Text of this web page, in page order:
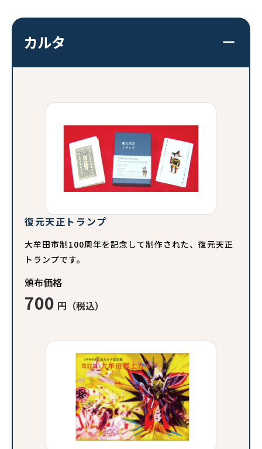
カルタ
復元天正トランプ
大牟田市制100周年を記念して制作された、復元天正
トランプです。
頒布価格
700 円（税込）